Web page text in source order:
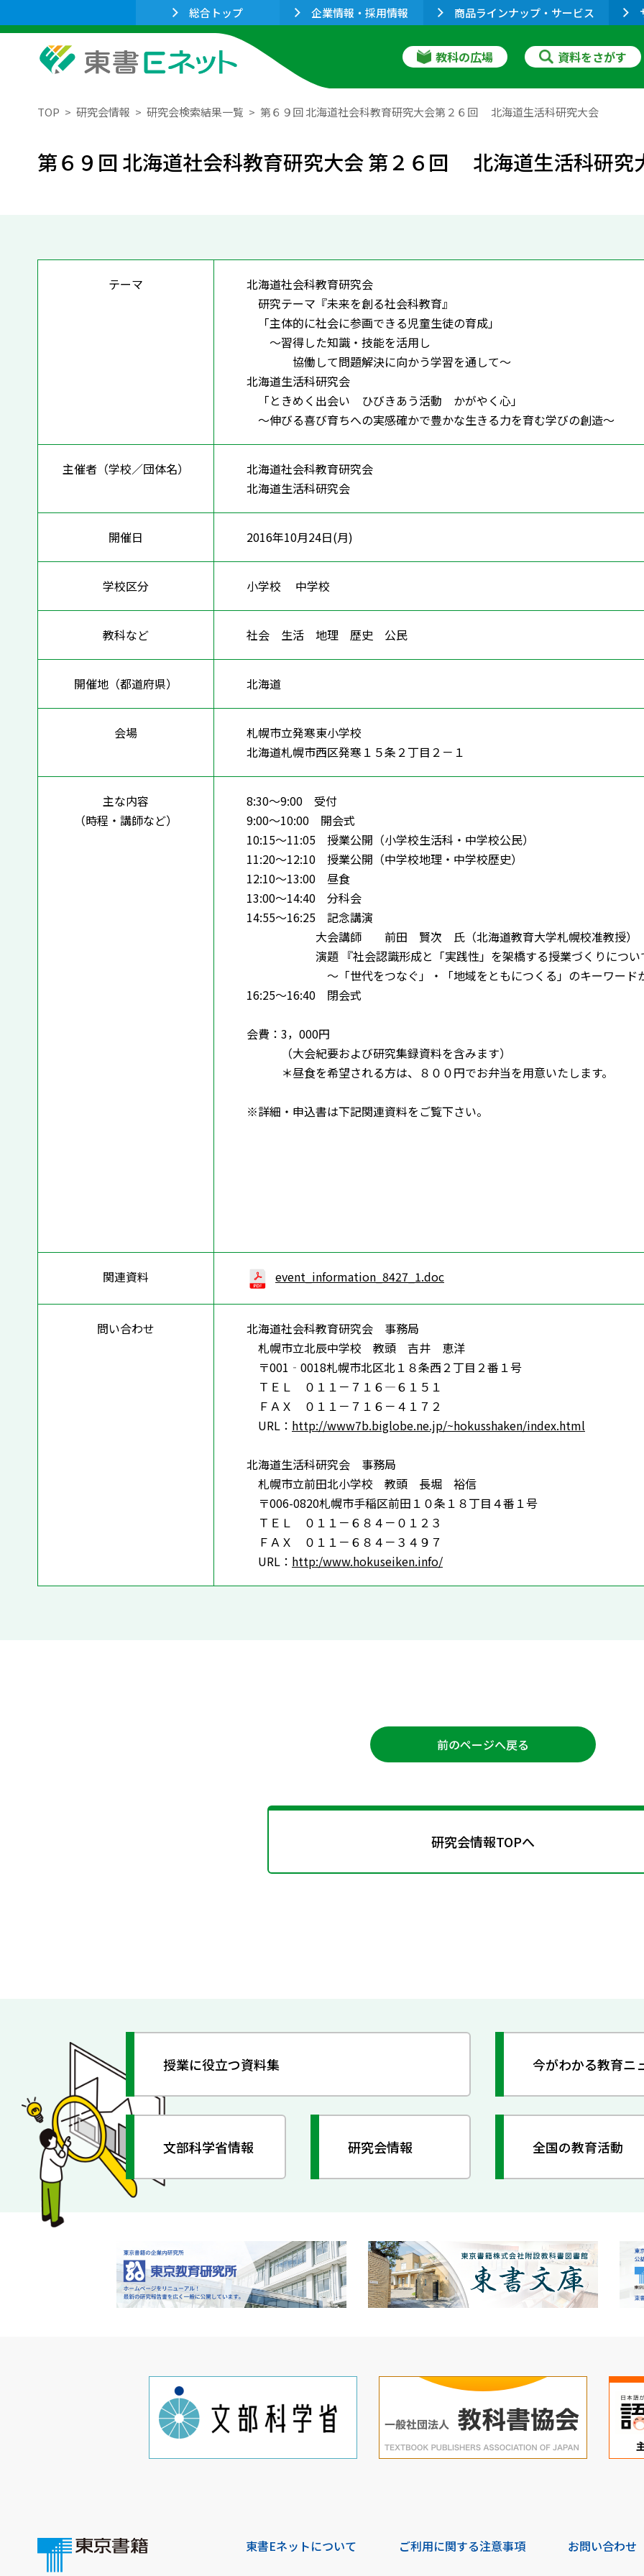
総合トップ 企業情報・採用情報 商品ラインナップ・サービス
教科の広場 資料をさがす
TOP 研究会情報 研究会検索結果一覧 第６９回 北海道社会科教育研究大会第２６回 北海道生活科研究大会
第６９回 北海道社会科教育研究大会 第２６回 北海道生活科研究
テーマ
北海道社会科教育研究会
研究テーマ『未来を創る社会科教育』
「主体的に社会に参画できる児童生徒の育成」
～習得した知識・技能を活用し
協働して問題解決に向かう学習を通して～
北海道生活科研究会
「ときめく出会い ひびきあう活動 かがやく心」
～伸びる喜び育ちへの実感確かで豊かな生きる力を育む学びの創造～
主催者（学校／団体名）
北海道社会科教育研究会
北海道生活科研究会
開催日 2016年10月24日(月)
学校区分 小学校 中学校
教科など 社会 生活 地理 歴史 公民
開催地（都道府県） 北海道
会場
札幌市立発寒東小学校
北海道札幌市西区発寒１５条２丁目２－１
主な内容
（時程・講師など）
8:30～9:00 受付
9:00～10:00 開会式
10:15～11:05 授業公開（小学校生活科・中学校公民）
11:20～12:10 授業公開（中学校地理・中学校歴史）
12:10～13:00 昼食
13:00～14:40 分科会
14:55～16:25 記念講演
大会講師 前田 賢次 氏（北海道教育大学札幌校准教授）
演題 『社会認識形成と「実践性」を架橋する授業づくりについ
～「世代をつなぐ」・「地域をともにつくる」のキーワード
16:25～16:40 閉会式
会費：3，000円
（大会紀要および研究集録資料を含みます）
＊昼食を希望される方は、８００円でお弁当を用意いたします。
※詳細・申込書は下記関連資料をご覧下さい。
関連資料 event_information_8427_1.doc
問い合わせ
北海道社会科教育研究会 事務局
札幌市立北辰中学校 教頭 吉井 恵洋
〒001‐0018札幌市北区北１８条西２丁目２番１号
ＴＥＬ ０１１－７１６―６１５１
ＦＡＸ ０１１－７１６－４１７２
URL： http://www7b.biglobe.ne.jp/~hokusshaken/index.html
北海道生活科研究会 事務局
札幌市立前田北小学校 教頭 長堀 裕信
〒006-0820札幌市手稲区前田１０条１８丁目４番１号
ＴＥＬ ０１１－６８４－０１２３
ＦＡＸ ０１１－６８４－３４９７
URL： http:/www.hokuseiken.info/
前のページへ戻る
研究会情報TOPへ
授業に役立つ資料集 今がわかる教育ニ
文部科学省情報 研究会情報 全国の教育活動
東書Eネットについて ご利用に関する注意事項 お問い合わせ